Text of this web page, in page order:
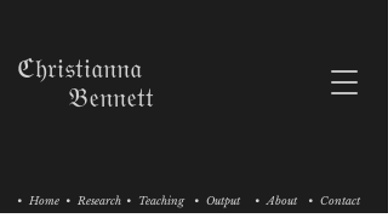
• Research • Teaching
• Home • Output • About • Contact
ℭ𝔥𝔯𝔦𝔰𝔱𝔦𝔞𝔫𝔫𝔞
𝔅𝔢𝔫𝔫𝔢𝔱𝔱